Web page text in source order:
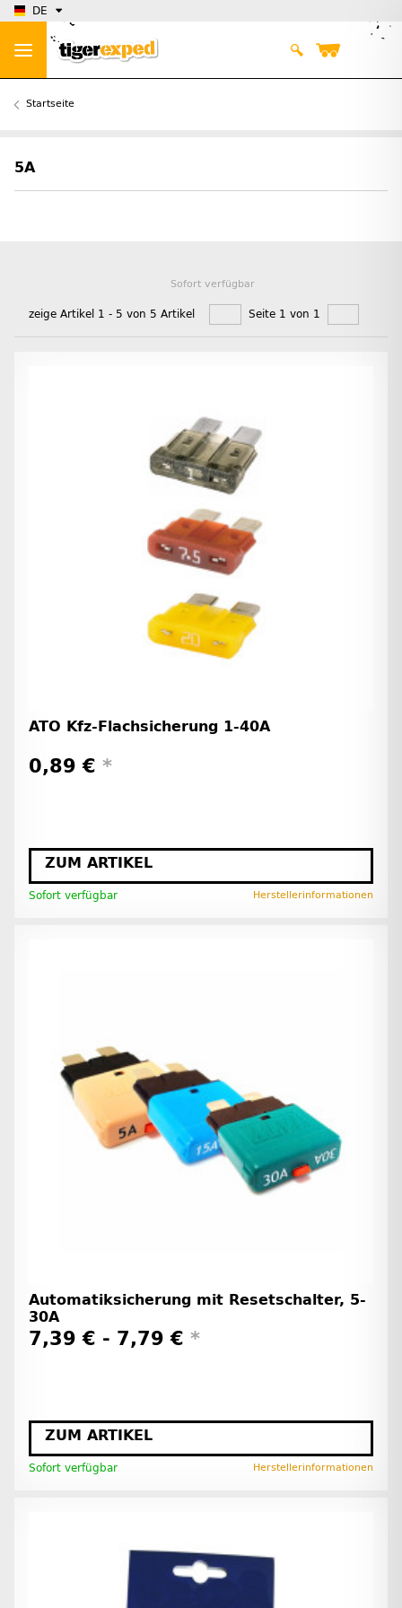
DE
Startseite
5A
Sofort verfügbar
zeige Artikel 1 - 5 von 5 Artikel Seite 1 von 1
ATO Kfz-Flachsicherung 1-40A
0,89 € *
ZUM ARTIKEL
Sofort verfügbar Herstellerinformationen
Automatiksicherung mit Resetschalter, 5-
30A
7,39 € - 7,79 € *
ZUM ARTIKEL
Sofort verfügbar Herstellerinformationen